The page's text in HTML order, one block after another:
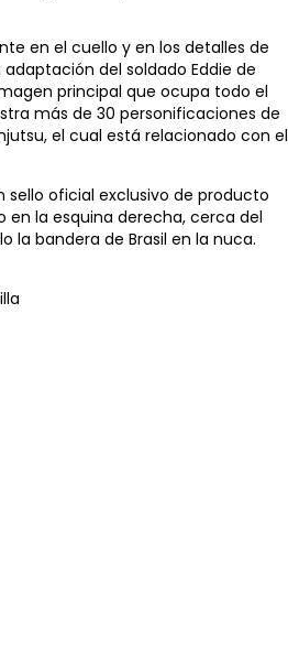
en el cuello y en los detalles de
del soldado Eddie de
principal que ocupa todo el
más de 30 personificaciones de
el cual está relacionado con el
oficial exclusivo de producto
la esquina derecha, cerca del
la bandera de Brasil en la nuca.